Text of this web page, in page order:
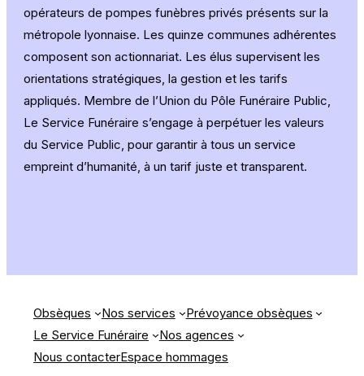
opérateurs de pompes funèbres privés présents sur la
métropole lyonnaise. Les quinze communes adhérentes
composent son actionnariat. Les élus supervisent les
orientations stratégiques, la gestion et les tarifs
appliqués. Membre de l’Union du Pôle Funéraire Public,
Le Service Funéraire s’engage à perpétuer les valeurs
du Service Public, pour garantir à tous un service
empreint d’humanité, à un tarif juste et transparent.
Obsèques Nos services
Prévoyance obsèques
Le Service Funéraire
Nos agences
Nous contacterEspace hommages